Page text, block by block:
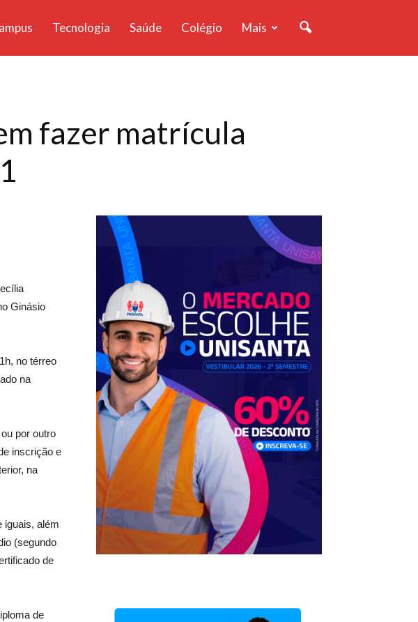
Tecnologia Saúde Colégio Mais
fazer matrícula
Ginásio
no térreo
na
por outro
inscrição e
na
iguais, além
(segundo
de
de